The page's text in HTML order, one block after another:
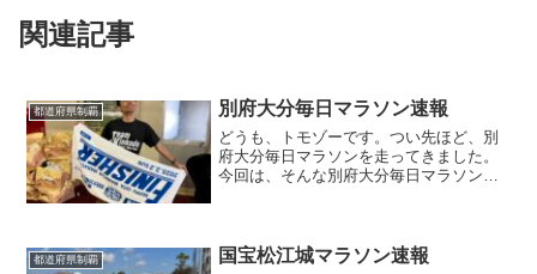
関連記事
都道府県制覇 別府大分毎日マラソン速報
どうも、トモゾーです。つい先ほど、別
府大分毎日マラソンを走ってきました。
今回は、そんな別府大分毎日マラソンの
８分４０秒でし...
都道府県制覇 国宝松江城マラソン速報